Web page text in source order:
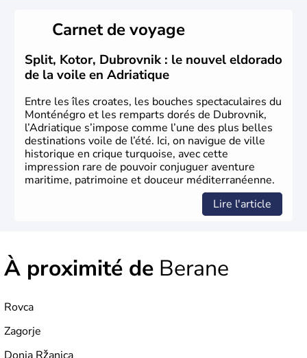
Carnet de voyage
Split, Kotor, Dubrovnik : le nouvel eldorado
de la voile en Adriatique
Entre les îles croates, les bouches spectaculaires du
Monténégro et les remparts dorés de Dubrovnik,
l’Adriatique s’impose comme l’une des plus belles
destinations voile de l’été. Ici, on navigue de ville
historique en crique turquoise, avec cette
impression rare de pouvoir conjuguer aventure
maritime, patrimoine et douceur méditerranéenne.
Lire l'article
À proximité de Berane
Rovca
Zagorje